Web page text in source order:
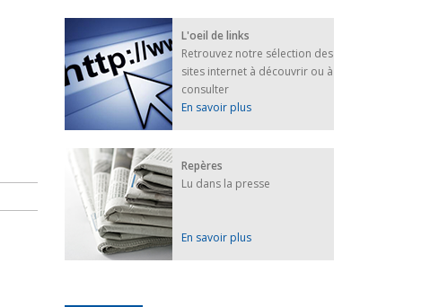
L'oeil de links
Retrouvez notre sélection des
sites internet à découvrir ou à
consulter
En savoir plus
Repères
Lu dans la presse
En savoir plus